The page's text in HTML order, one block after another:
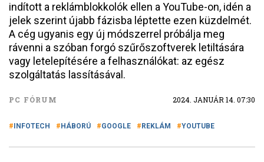
indított a reklámblokkolók ellen a YouTube-on, idén a
jelek szerint újabb fázisba léptette ezen küzdelmét.
A cég ugyanis egy új módszerrel próbálja meg
rávenni a szóban forgó szűrőszoftverek letiltására
vagy letelepítésére a felhasználókat: az egész
szolgáltatás lassításával.
PC FÓRUM 2024. JANUÁR 14. 07:30
INFOTECH HÁBORÚ GOOGLE REKLÁM YOUTUBE